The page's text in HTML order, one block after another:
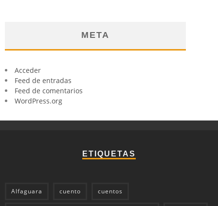
META
Acceder
Feed de entradas
Feed de comentarios
WordPress.org
ETIQUETAS
Alfaguara cuento cuentos